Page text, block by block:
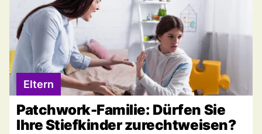
Eltern
Patchwork-Familie: Dürfen Sie
Ihre Stiefkinder zurechtweisen?